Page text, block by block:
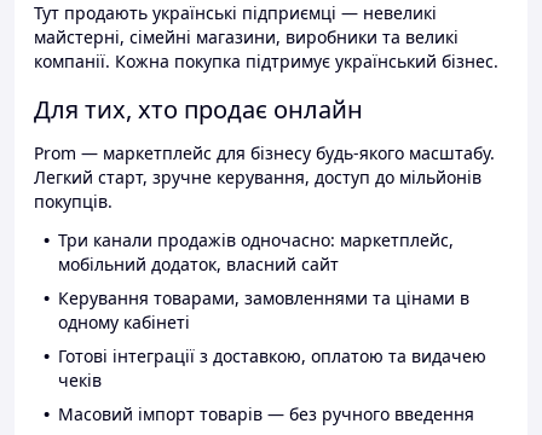
Тут продають українські підприємці — невеликі
майстерні, сімейні магазини, виробники та великі
компанії. Кожна покупка підтримує український бізнес.
Для тих, хто продає онлайн
Prom — маркетплейс для бізнесу будь-якого масштабу.
Легкий старт, зручне керування, доступ до мільйонів
покупців.
Три канали продажів одночасно: маркетплейс,
мобільний додаток, власний сайт
Керування товарами, замовленнями та цінами в
одному кабінеті
Готові інтеграції з доставкою, оплатою та видачею
чеків
Масовий імпорт товарів — без ручного введення